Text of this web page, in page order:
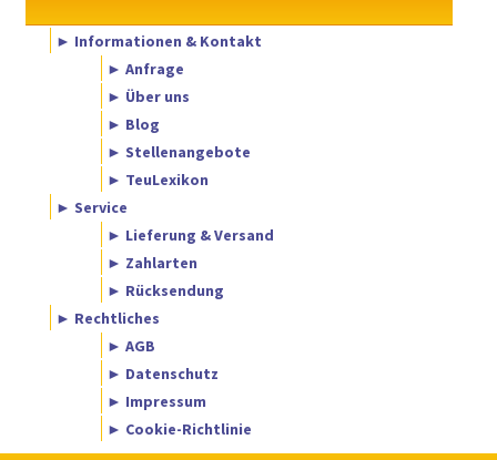
► Informationen & Kontakt
► Anfrage
► Über uns
► Blog
► Stellenangebote
► TeuLexikon
► Service
► Lieferung & Versand
► Zahlarten
► Rücksendung
► Rechtliches
► AGB
► Datenschutz
► Impressum
► Cookie-Richtlinie